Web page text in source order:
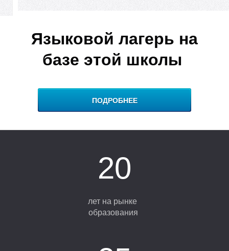
Р
Языковой лагерь на
базе этой школы
ПОДРОБНЕЕ
20
лет на рынке
образования